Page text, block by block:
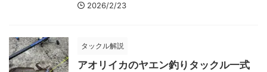
2026/2/23
タックル解説
アオリイカのヤエン釣りタックル一式